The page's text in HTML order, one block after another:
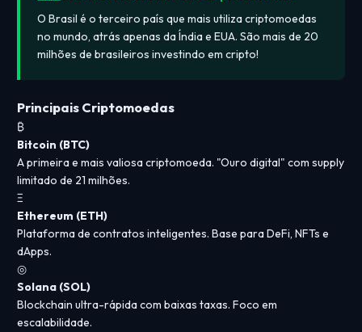
O Brasil é o terceiro país que mais utiliza criptomoedas
no mundo, atrás apenas da Índia e EUA. São mais de 20
milhões de brasileiros investindo em cripto!
Principais Criptomoedas
₿
Bitcoin (BTC)
A primeira e mais valiosa criptomoeda. "Ouro digital" com supply
limitado de 21 milhões.
Ξ
Ethereum (ETH)
Plataforma de contratos inteligentes. Base para DeFi, NFTs e
dApps.
◎
Solana (SOL)
Blockchain ultra-rápida com baixas taxas. Foco em
escalabilidade.